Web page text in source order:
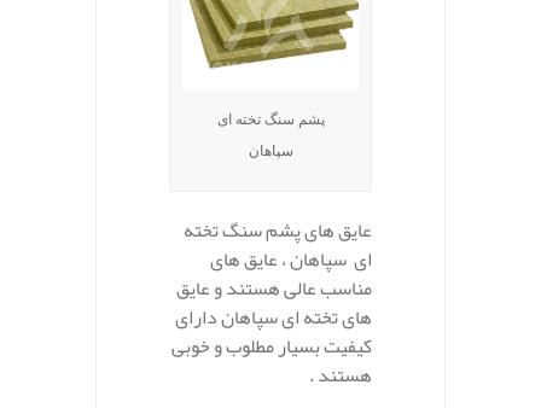
پشم سنگ تخته ای
سپاهان
عایق های پشم سنگ تخته
ای سپاهان ، عایق های
مناسب عالی هستند و عایق
های تخته ای سپاهان دارای
کیفیت بسیار مطلوب و خوبی
هستند .